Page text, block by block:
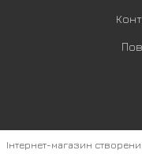
Інтернет-магазин